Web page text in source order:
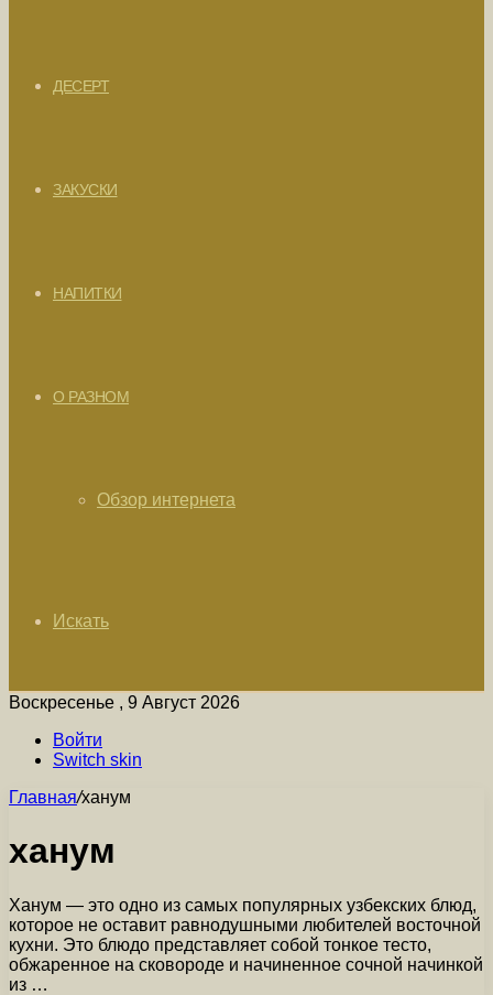
ДЕСЕРТ
ЗАКУСКИ
НАПИТКИ
О РАЗНОМ
Обзор интернета
Искать
Воскресенье , 9 Август 2026
Войти
Switch skin
Главная/ханум
ханум
Ханум — это одно из самых популярных узбекских блюд,
которое не оставит равнодушными любителей восточной
кухни. Это блюдо представляет собой тонкое тесто,
обжаренное на сковороде и начиненное сочной начинкой
из …